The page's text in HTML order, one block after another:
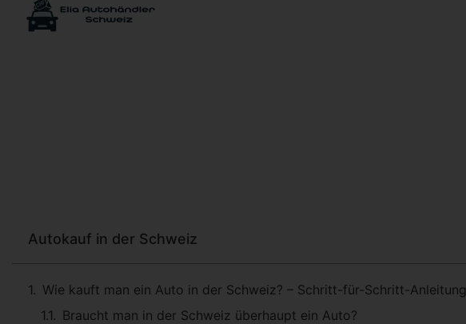
Autokauf in der Schweiz
Wie kauft man ein Auto in der Schweiz? – Schritt-für-Schritt-Anleitung
Braucht man in der Schweiz überhaupt ein Auto?